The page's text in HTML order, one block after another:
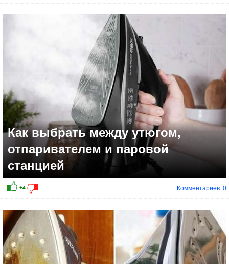
Как выбрать между утюгом,
отпаривателем и паровой
станцией
Комментариев: 0